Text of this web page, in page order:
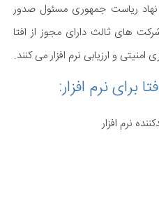
نهاد ریاست جمهوری مسئول صدور
های ثالث دارای مجوز از افتا
و ارزیابی نرم افزار می کنند.
برای نرم افزار:
نرم افزار